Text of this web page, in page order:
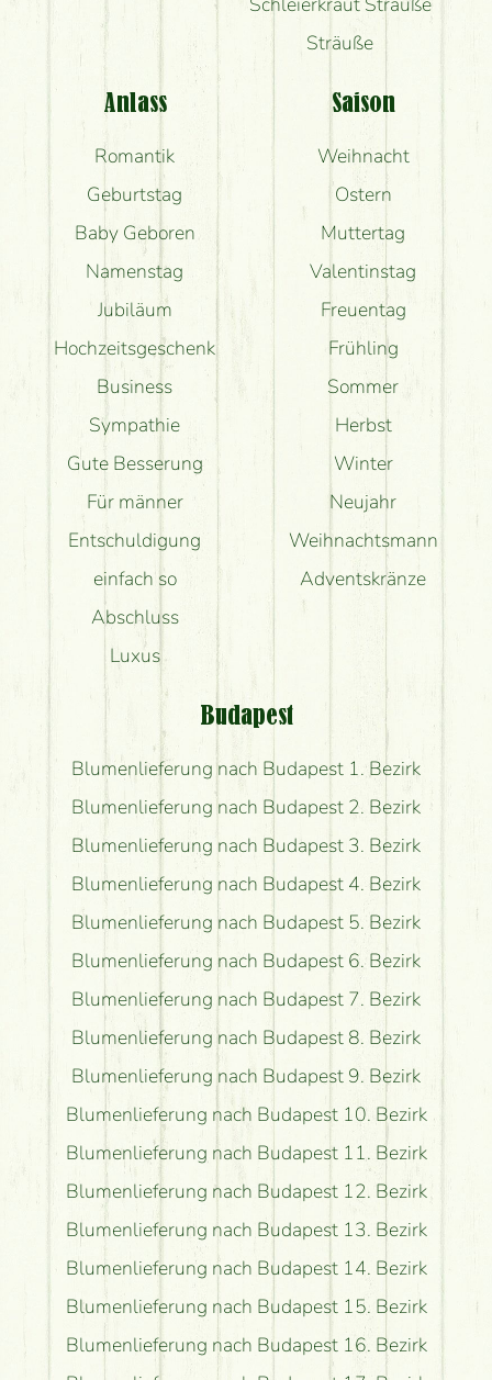
Sträuße
Anlass
Romantik
Geburtstag
Baby Geboren
Namenstag
Jubiläum
Hochzeitsgeschenk
Business
Sympathie
Gute Besserung
Für männer
Entschuldigung
einfach so
Abschluss
Luxus
Saison
Weihnacht
Ostern
Muttertag
Valentinstag
Freuentag
Frühling
Sommer
Herbst
Winter
Neujahr
Weihnachtsmann
Adventskränze
Budapest
Blumenlieferung nach Budapest 1. Bezirk
Blumenlieferung nach Budapest 2. Bezirk
Blumenlieferung nach Budapest 3. Bezirk
Blumenlieferung nach Budapest 4. Bezirk
Blumenlieferung nach Budapest 5. Bezirk
Blumenlieferung nach Budapest 6. Bezirk
Blumenlieferung nach Budapest 7. Bezirk
Blumenlieferung nach Budapest 8. Bezirk
Blumenlieferung nach Budapest 9. Bezirk
Blumenlieferung nach Budapest 10. Bezirk
Blumenlieferung nach Budapest 11. Bezirk
Blumenlieferung nach Budapest 12. Bezirk
Blumenlieferung nach Budapest 13. Bezirk
Blumenlieferung nach Budapest 14. Bezirk
Blumenlieferung nach Budapest 15. Bezirk
Blumenlieferung nach Budapest 16. Bezirk